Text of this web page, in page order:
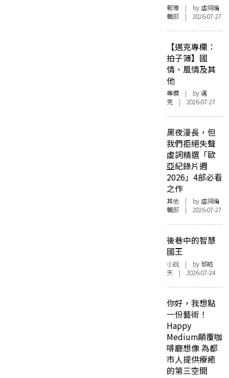
報導 | by 虛詞編
輯部 | 2026-07-27
【邁克專欄：
拍子簿】國
情、風情及其
他
專欄 | by邁
克 | 2026-07-27
黑夜漫長，但
我們拒絕失聲
虛詞精選「歐
亞紀錄片週
2026」4部必看
之作
其他 | by 虛詞編
輯部 | 2026-07-27
後巷中的智慧
國王
小說 | by 鄧皓
天 | 2026-07-24
你好，我想點
一份藝術！
Happy
Medium顛覆咖
啡廳想像 為都
市人提供療癒
的第三空間